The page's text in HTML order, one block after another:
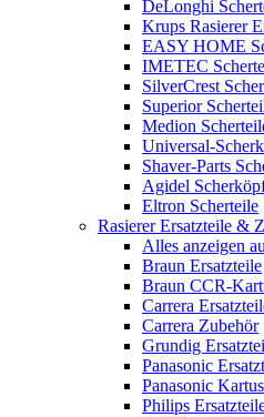
DeLonghi
Krups Rasierer
EASY HOME
IMETEC
SilverCrest
Superior
Medion
Universal-
Shaver-Parts
Agidel
Eltron Scherteile
Rasierer Ersatzteile &
Alles anzeigen
Braun Ersatzteile
Braun CCR-
Carrera
Carrera Zubehör
Grundig
Panasonic
Panasonic
Philips